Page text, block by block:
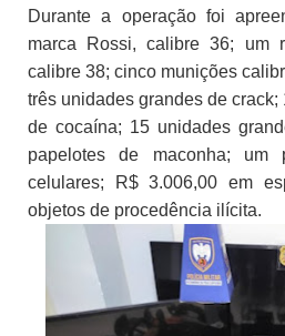
Durante a operação foi
marca Rossi, calibre 36; um
calibre 38; cinco munições
três unidades grandes de
de cocaína; 15 unidades
papelotes de maconha; um
celulares; R$ 3.006,00 em
objetos de procedência ilícita.